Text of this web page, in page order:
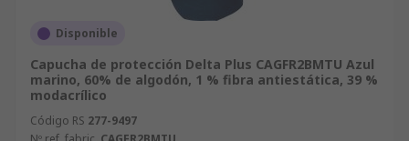
Disponible
Capucha de protección Delta Plus CAGFR2BMTU Azul
marino, 60% de algodón, 1 % fibra antiestática, 39 %
modacrílico
Código RS 277-9497